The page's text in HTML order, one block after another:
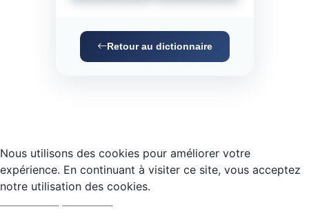
Retour au dictionnaire
Nous utilisons des cookies pour améliorer votre
expérience. En continuant à visiter ce site, vous acceptez
notre utilisation des cookies.